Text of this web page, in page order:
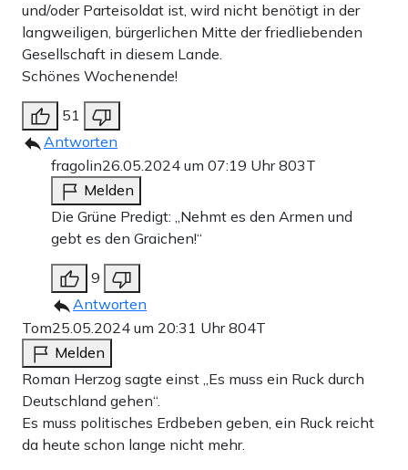
und/oder Parteisoldat ist, wird nicht benötigt in der
langweiligen, bürgerlichen Mitte der friedliebenden
Gesellschaft in diesem Lande.
Schönes Wochenende!
51
Antworten
fragolin26.05.2024 um 07:19 Uhr803T
Melden
Die Grüne Predigt: „Nehmt es den Armen und
gebt es den Graichen!“
9
Antworten
Tom25.05.2024 um 20:31 Uhr804T
Melden
Roman Herzog sagte einst „Es muss ein Ruck durch
Deutschland gehen“.
Es muss politisches Erdbeben geben, ein Ruck reicht
da heute schon lange nicht mehr.